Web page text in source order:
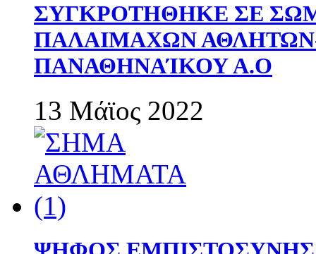
ΣΥΓΚΡΟΤΗΘΗΚΕ ΣΕ
ΠΑΛΑΙΜΑΧΩΝ
ΠΑΝΑΘΗΝΑΊΚΟΥ Α.Ο
13 Μάϊος 2022